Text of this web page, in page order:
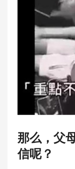
那么，父
信呢？